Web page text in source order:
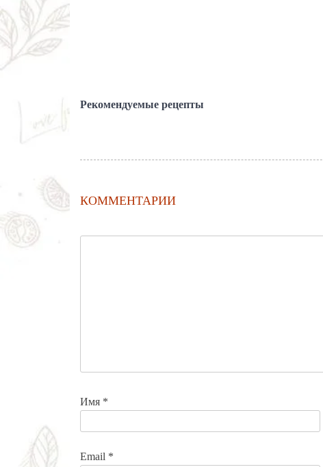
Рекомендуемые рецепты
КОММЕНТАРИИ
Имя *
Email *